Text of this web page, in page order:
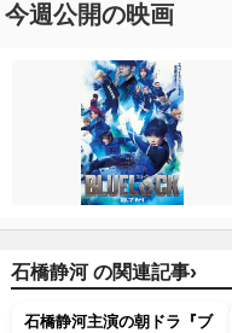
今週公開の映画
石橋静河 の関連記事›
石橋静河主演の朝ドラ『ブ